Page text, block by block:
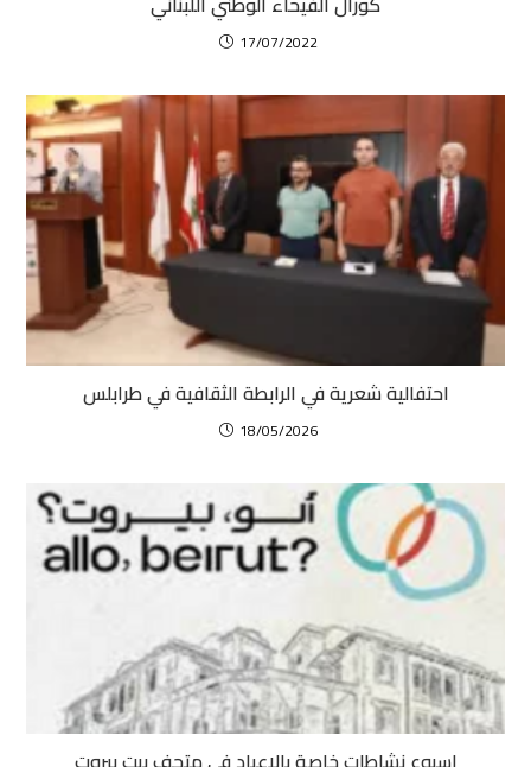
17/07/2022
احتفالية شعرية في الرابطة الثقافية في طرابلس
18/05/2026